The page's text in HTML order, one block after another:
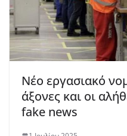
Νέο εργασιακό
άξονες και οι
fake news